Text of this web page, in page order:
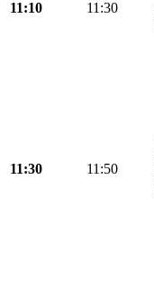
11:10 11:30
11:30 11:50